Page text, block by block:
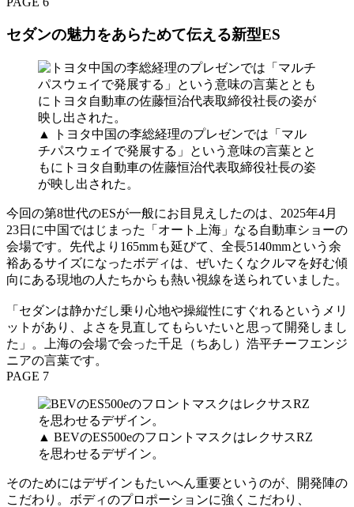
セダンの魅力をあらためて伝える新型ES
▲ トヨタ中国の李総経理のプレゼンでは「マル
チパスウェイで発展する」という意味の言葉とと
もにトヨタ自動車の佐藤恒治代表取締役社長の姿
が映し出された。
今回の第8世代のESが一般にお目見えしたのは、2025年4月
23日に中国ではじまった「オート上海」なる自動車ショーの
会場です。先代より165mmも延びて、全長5140mmという余
裕あるサイズになったボディは、ぜいたくなクルマを好む傾
向にある現地の人たちからも熱い視線を送られていました。
「セダンは静かだし乗り心地や操縦性にすぐれるというメリ
ットがあり、よさを見直してもらいたいと思って開発しまし
た」。上海の会場で会った千足（ちあし）浩平チーフエンジ
ニアの言葉です。
PAGE 7
▲ BEVのES500eのフロントマスクはレクサスRZ
を思わせるデザイン。
そのためにはデザインもたいへん重要というのが、開発陣の
こだわり。ボディのプロポーションに強くこだわり、